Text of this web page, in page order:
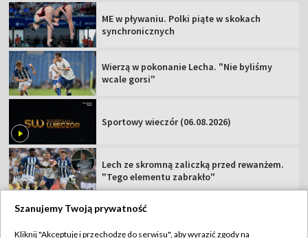
ME w pływaniu. Polki piąte w skokach
synchronicznych
Wierzą w pokonanie Lecha. "Nie byliśmy
wcale gorsi"
Sportowy wieczór (06.08.2026)
Lech ze skromną zaliczką przed rewanżem.
"Tego elementu zabrakło"
Szanujemy Twoją prywatność
Kliknij "Akceptuję i przechodzę do serwisu", aby wyrazić zgody na